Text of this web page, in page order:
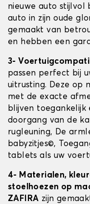
nieuwe auto stijlvol
auto in zijn oude
gemaakt van
en hebben een
3-
passen perfect bij
uitrusting. Deze op
met de exacte
blijven toegankelijk
doorgang van de
rugleuning, De
babyzitjes©,
tablets als uw
4- Materialen,
stoelhoezen op
ZAFIRA zijn